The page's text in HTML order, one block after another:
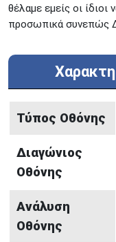
θέλαμε εμείς οι ίδιοι
προσωπικά συνεπώς
Τύπος Οθόνης
Διαγώνιος
Οθόνης
Ανάλυση
Οθόνης